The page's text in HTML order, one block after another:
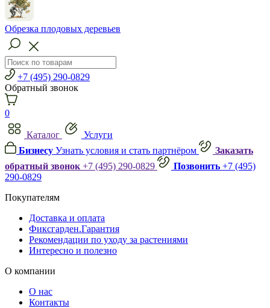
Обрезка плодовых деревьев
+7 (495) 290-0829
Обратный звонок
0
Каталог
Услуги
Бизнесу Узнать условия и стать партнёром
Заказать
обратный звонок +7 (495) 290-0829 Позвонить +7 (495)
290-0829
Покупателям
Доставка и оплата
Фиксгарден.Гарантия
Рекомендации по уходу за растениями
Интересно и полезно
О компании
О нас
Контакты